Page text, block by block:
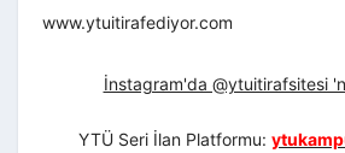
www.ytuitirafediyor.com
İnstagram'da @ytuitirafsitesi
YTÜ Seri İlan Platformu: